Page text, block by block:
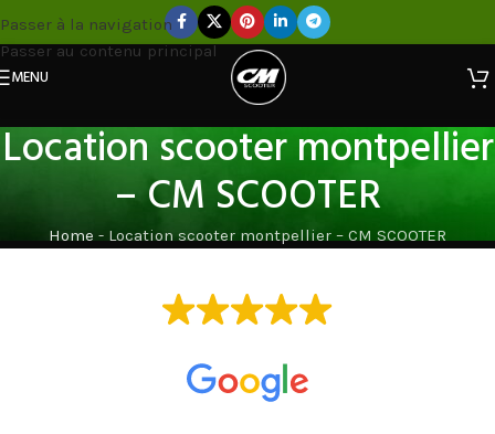
Passer à la navigation
Passer au contenu principal
MENU
Location scooter montpellier
– CM SCOOTER
Home - Location scooter montpellier – CM SCOOTER